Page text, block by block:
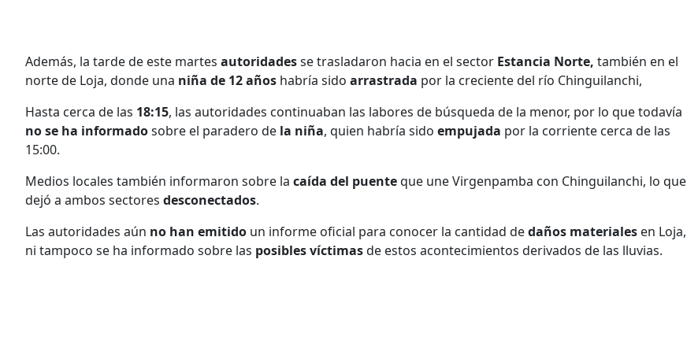
Además, la tarde de este martes autoridadesse trasladaron hacia en el sector Estancia Norte, también en el
norte de Loja, donde una niña de 12 años habría sido arrastrada por la creciente del río Chinguilanchi,
Hasta cerca de las 18:15, las autoridades continuaban las labores de búsqueda de la menor, por lo que todavía
no se ha informadosobre el paradero de la niña, quien habría sido empujada por la corriente cerca de las
15:00.
Medios locales también informaron sobre la caída del puenteque une Virgenpamba con Chinguilanchi, lo que
dejó a ambos sectores desconectados.
Las autoridades aún no han emitido un informe oficial para conocer la cantidad dedaños materiales en Loja,
ni tampoco se ha informado sobre las posibles víctimasde estos acontecimientos derivados de las lluvias.